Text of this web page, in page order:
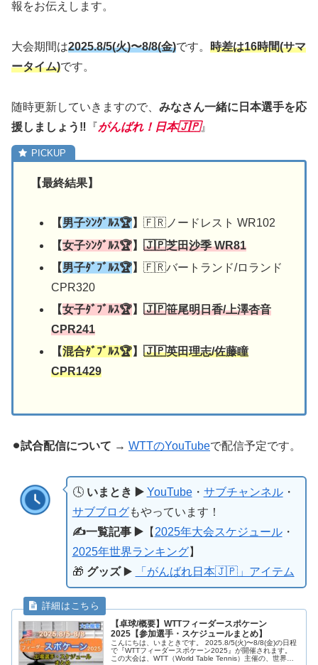
報をお伝えします。
大会期間は2025.8/5(火)〜8/8(金)です。 時差は16時間(サマ
ータイム)です。
随時更新していきますので、 みなさん一緒に日本選手を応
援しましょう‼︎ 『がんばれ！日本🇯🇵』
【最終結果】
【男子ｼﾝｸﾞﾙｽ🏆】🇫🇷ノードレスト WR102
【女子ｼﾝｸﾞﾙｽ🏆】🇯🇵芝田沙季WR81
【男子ﾀﾞﾌﾞﾙｽ🏆】🇫🇷バートランド/ロランド
CPR320
【女子ﾀﾞﾌﾞﾙｽ🏆】🇯🇵笹尾明日香/上澤杏音
CPR241
【混合ﾀﾞﾌﾞﾙｽ🏆】🇯🇵英田理志/佐藤瞳
CPR1429
⚫︎試合配信について → WTTのYouTubeで配信予定です。
🕓いまとき ▶️ YouTube・ サブチャンネル・
サブブログもやっています！
✍️一覧記事 ▶️【2025年大会スケジュール・
2025年世界ランキング】
🎁 グッズ▶️ 「がんばれ日本🇯🇵」アイテム
【卓球/概要】WTTフィーダースポケーン
2025【参加選手・スケジュールまとめ】
こんにちは、いまときです。 2025.8/5(火)〜8/8(金)の日程
で『WTTフィーダースポケーン2025』が開催されます。
この大会は、WTT（World Table Tennis）主催の、世界ラ